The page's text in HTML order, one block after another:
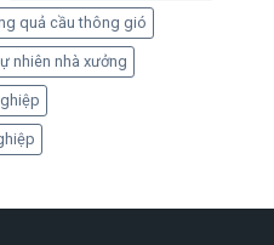
quả cầu thông gió
nhiên nhà xưởng